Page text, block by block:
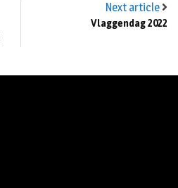
Next article
Vlaggendag 2022